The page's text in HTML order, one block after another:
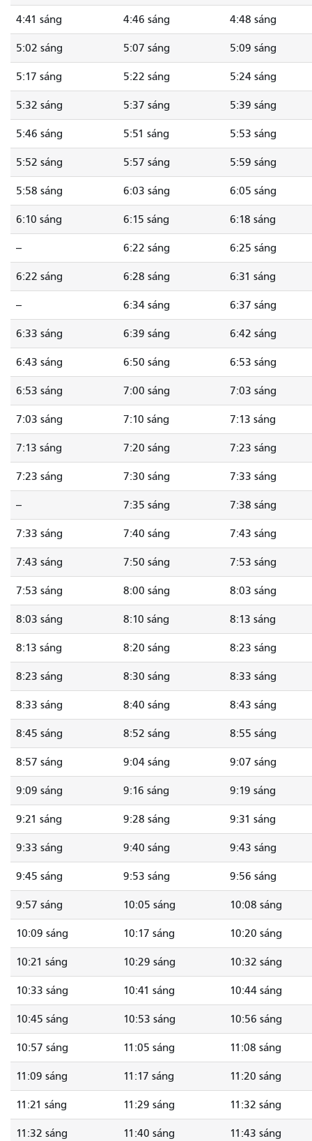
4:41 sáng 4:46 sáng 4:48 sáng
5:02 sáng 5:07 sáng 5:09 sáng
5:17 sáng 5:22 sáng 5:24 sáng
5:32 sáng 5:37 sáng 5:39 sáng
5:46 sáng 5:51 sáng 5:53 sáng
5:52 sáng 5:57 sáng 5:59 sáng
5:58 sáng 6:03 sáng 6:05 sáng
6:10 sáng 6:15 sáng 6:18 sáng
-- 6:22 sáng 6:25 sáng
6:22 sáng 6:28 sáng 6:31 sáng
-- 6:34 sáng 6:37 sáng
6:33 sáng 6:39 sáng 6:42 sáng
6:43 sáng 6:50 sáng 6:53 sáng
6:53 sáng 7:00 sáng 7:03 sáng
7:03 sáng 7:10 sáng 7:13 sáng
7:13 sáng 7:20 sáng 7:23 sáng
7:23 sáng 7:30 sáng 7:33 sáng
-- 7:35 sáng 7:38 sáng
7:33 sáng 7:40 sáng 7:43 sáng
7:43 sáng 7:50 sáng 7:53 sáng
7:53 sáng 8:00 sáng 8:03 sáng
8:03 sáng 8:10 sáng 8:13 sáng
8:13 sáng 8:20 sáng 8:23 sáng
8:23 sáng 8:30 sáng 8:33 sáng
8:33 sáng 8:40 sáng 8:43 sáng
8:45 sáng 8:52 sáng 8:55 sáng
8:57 sáng 9:04 sáng 9:07 sáng
9:09 sáng 9:16 sáng 9:19 sáng
9:21 sáng 9:28 sáng 9:31 sáng
9:33 sáng 9:40 sáng 9:43 sáng
9:45 sáng 9:53 sáng 9:56 sáng
9:57 sáng 10:05 sáng 10:08 sáng
10:09 sáng 10:17 sáng 10:20 sáng
10:21 sáng 10:29 sáng 10:32 sáng
10:33 sáng 10:41 sáng 10:44 sáng
10:45 sáng 10:53 sáng 10:56 sáng
10:57 sáng 11:05 sáng 11:08 sáng
11:09 sáng 11:17 sáng 11:20 sáng
11:21 sáng 11:29 sáng 11:32 sáng
11:32 sáng 11:40 sáng 11:43 sáng